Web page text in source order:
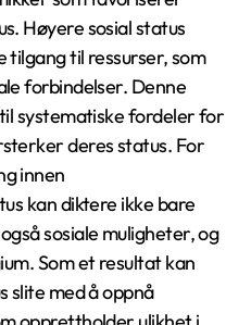
kunnskap. Som et
fremme stabilitet og
hierarkier
ressursfordeling
som favoriserer
Høyere sosial status
til ressurser, som
forbindelser. Denne